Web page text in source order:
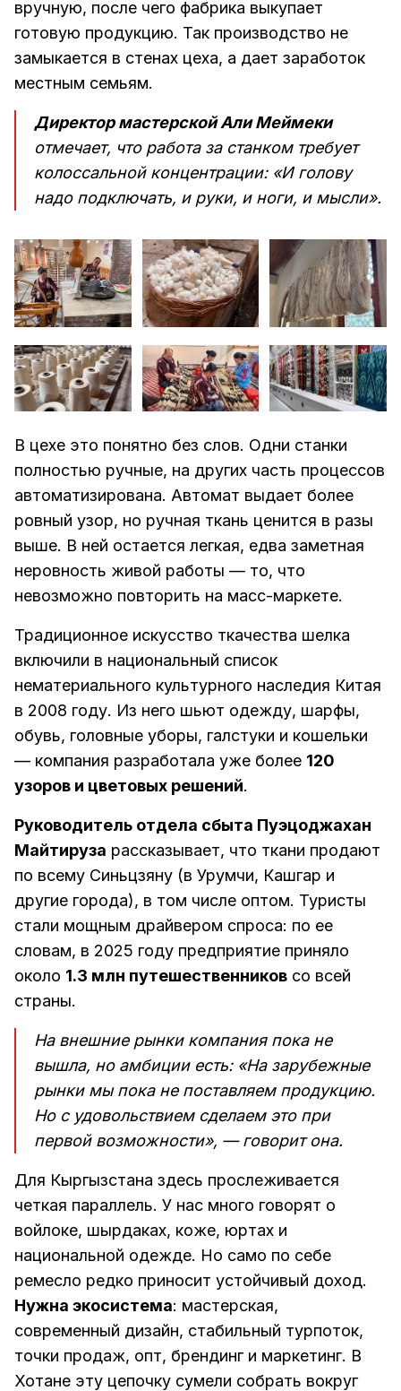
вручную, после чего фабрика выкупает
готовую продукцию. Так производство не
замыкается в стенах цеха, а дает заработок
местным семьям.
Директор мастерской Али Меймеки
отмечает, что работа за станком требует
колоссальной концентрации: «И голову
надо подключать, и руки, и ноги, и мысли».
В цехе это понятно без слов. Одни станки
полностью ручные, на других часть процессов
автоматизирована. Автомат выдает более
ровный узор, но ручная ткань ценится в разы
выше. В ней остается легкая, едва заметная
неровность живой работы — то, что
невозможно повторить на масс-маркете.
Традиционное искусство ткачества шелка
включили в национальный список
нематериального культурного наследия Китая
в 2008 году. Из него шьют одежду, шарфы,
обувь, головные уборы, галстуки и кошельки
— компания разработала уже более 120
узоров и цветовых решений.
Руководитель отдела сбыта Пуэцоджахан
Майтируза рассказывает, что ткани продают
по всему Синьцзяну (в Урумчи, Кашгар и
другие города), в том числе оптом. Туристы
стали мощным драйвером спроса: по ее
словам, в 2025 году предприятие приняло
около 1.3 млн путешественников со всей
страны.
На внешние рынки компания пока не
вышла, но амбиции есть: «На зарубежные
рынки мы пока не поставляем продукцию.
Но с удовольствием сделаем это при
первой возможности», — говорит она.
Для Кыргызстана здесь прослеживается
четкая параллель. У нас много говорят о
войлоке, шырдаках, коже, юртах и
национальной одежде. Но само по себе
ремесло редко приносит устойчивый доход.
Нужна экосистема: мастерская,
современный дизайн, стабильный турпоток,
точки продаж, опт, брендинг и маркетинг. В
Хотане эту цепочку сумели собрать вокруг